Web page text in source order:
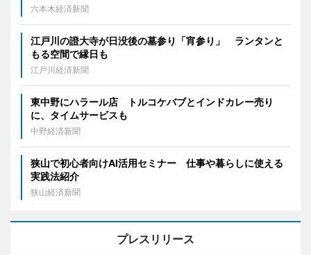
六本木経済新聞
江戸川の證大寺が日没後の墓参り「宵参り」 ランタンと
もる空間で縁日も
江戸川経済新聞
東中野にハラール店 トルコケバブとインドカレー売り
に、タイムサービスも
中野経済新聞
狭山で初心者向けAI活用セミナー 仕事や暮らしに使える
実践法紹介
狭山経済新聞
プレスリリース